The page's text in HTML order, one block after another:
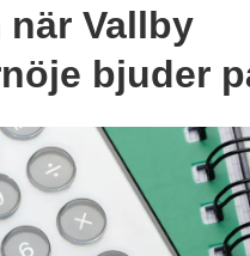
Vallby
bjuder